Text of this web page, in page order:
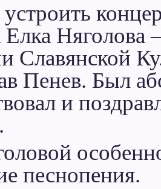
Елка Няголова
Славянской
Пенев. Был
и
песнопения.